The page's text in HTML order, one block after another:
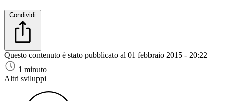
Condividi
Questo contenuto è stato pubblicato al 01 febbraio 2015 - 20:22
1 minuto
Altri sviluppi